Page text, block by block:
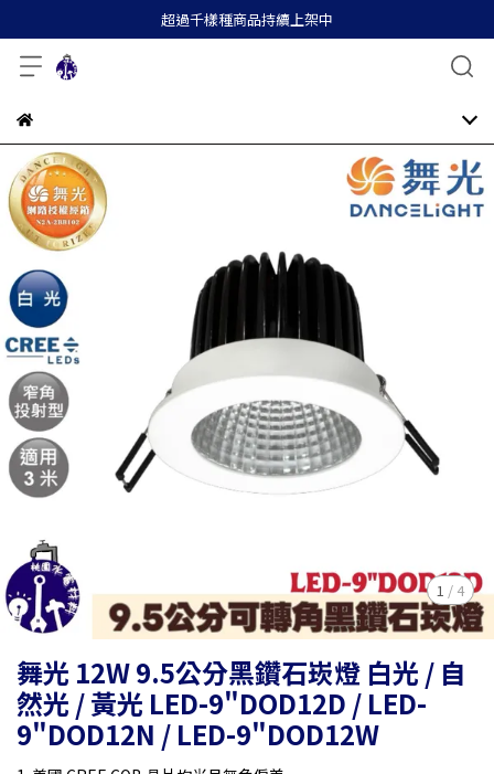
超過千樣種商品持續上架中
1 / 4
舞光 12W 9.5公分黑鑽石崁燈 白光 / 自
然光 / 黃光 LED-9"DOD12D / LED-
9"DOD12N / LED-9"DOD12W